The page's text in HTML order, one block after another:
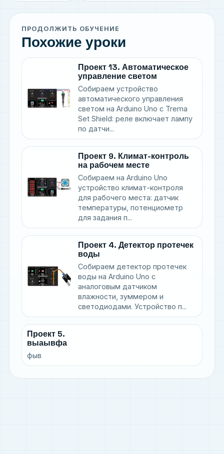
ПРОДОЛЖИТЬ ОБУЧЕНИЕ
Похожие уроки
Проект 13. Автоматическое
управление светом
Собираем устройство
автоматического управления
светом на Arduino Uno с Trema
Set Shield: реле включает лампу
по датчи...
Проект 9. Климат-контроль
на рабочем месте
Собираем на Arduino Uno
устройство климат-контроля
для рабочего места: датчик
температуры, потенциометр
для задания п...
Проект 4. Детектор протечек
воды
Собираем детектор протечек
воды на Arduino Uno с
аналоговым датчиком
влажности, зуммером и
светодиодами. Устройство п...
Проект 5.
выаывфа
фыв